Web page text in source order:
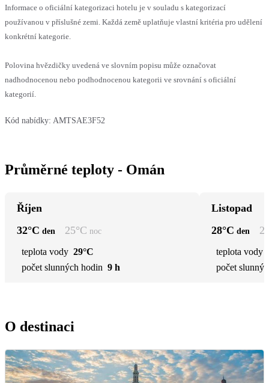
Informace o oficiální kategorizaci hotelu je v souladu s kategorizací
používanou v příslušné zemi. Každá země uplatňuje vlastní kritéria pro udělení
konkrétní kategorie.
Polovina hvězdičky uvedená ve slovním popisu může označovat
nadhodnocenou nebo podhodnocenou kategorii ve srovnání s oficiální
kategorií.
Kód nabídky: AMTSAE3F52
Průměrné teploty - Omán
Říjen
32°C den 25°C noc
teplota vody 29°C
počet slunných hodin 9 h
Listopad
28°C den
teplota vody
počet
O destinaci